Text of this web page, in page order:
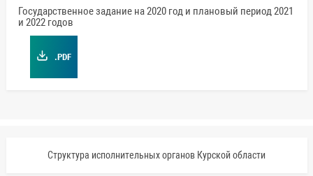
Государственное задание на 2020 год и плановый период 2021
и 2022 годов
.PDF
Структура исполнительных органов Курской области